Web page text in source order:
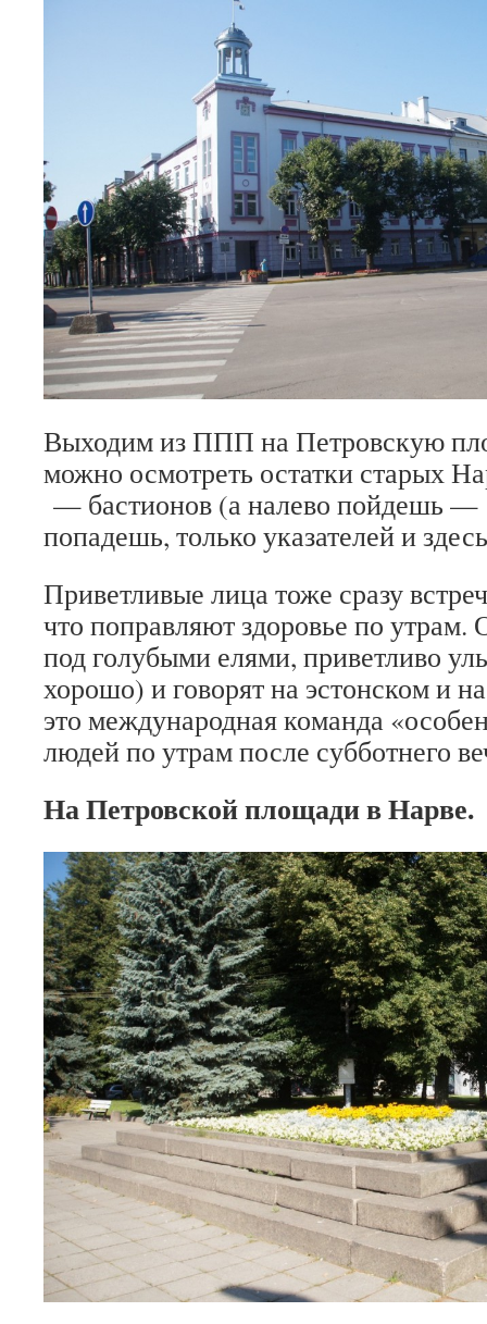
Выходим из ППП на Петровскую
можно осмотреть остатки старых
— бастионов (а налево пойдешь
попадешь, только указателей и
Приветливые лица тоже сразу
что поправляют здоровье по утрам.
под голубыми елями, приветливо
хорошо) и говорят на эстонском и
это международная команда
людей по утрам после субботнего
На Петровской площади в Нарве.